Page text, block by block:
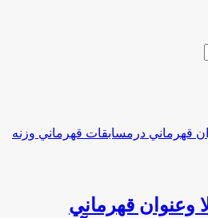
قهرماني